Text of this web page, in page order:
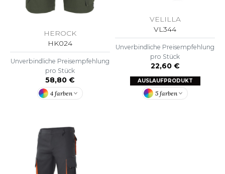
MILL
HEROCK
HK024
Unverbindliche Preisempfehlung
pro Stück
58,80 €
4 farben
VELILLA
VL344
Unverbindliche Preisempfehlung
pro Stück
22,60 €
AUSLAUFPRODUKT
5 farben